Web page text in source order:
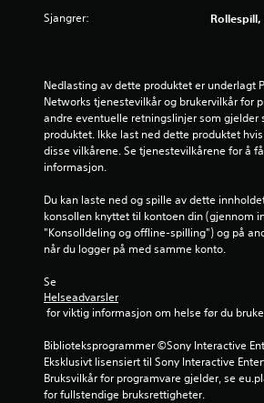
Sjangrer:
Nedlasting av dette produktet er underlagt
Networks tjenestevilkår og brukervilkår for
andre eventuelle retningslinjer som gjelder
produktet. Ikke last ned dette produktet
disse vilkårene. Se tjenestevilkårene for å
informasjon.
Du kan laste ned og spille av dette
konsollen knyttet til kontoen din (gjennom
"Konsolldeling og offline-spilling") og på
når du logger på med samme konto.
Se
Helseadvarsler
for viktig informasjon om helse før du
Biblioteksprogrammer ©Sony Interactive
Eksklusivt lisensiert til Sony Interactive
Bruksvilkår for programvare gjelder, se
for fullstendige bruksrettigheter.